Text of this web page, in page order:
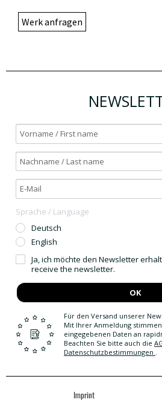
Werk anfragen
Sprache / Language
Deutsch
English
Ja, ich möchte den Newsletter
receive the newsletter.
OK
Für den Versand unserer
Mit Ihrer Anmeldung stimmen
eingegebenen Daten an
Beachten Sie bitte auch die
Datenschutzbestimmungen .
Imprint